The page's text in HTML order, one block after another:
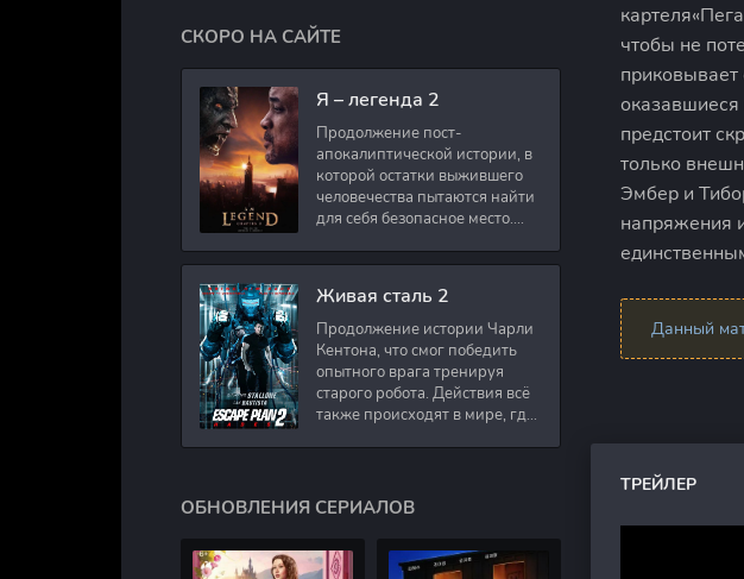
чтобы не
предстоит
только
Эмбер и
напряжения
Данный
ТРЕЙЛЕР
СКОРО НА САЙТЕ
Я – легенда 2
Продолжение пост-
апокалиптической истории, в
которой остатки выжившего
человечества пытаются найти
для себя безопасное место.
работал в медицинском
Живая сталь 2
Продолжение истории Чарли
Кентона, что смог победить
опытного врага тренируя
старого робота. Действия всё
также происходят в мире, где
ОБНОВЛЕНИЯ СЕРИАЛОВ